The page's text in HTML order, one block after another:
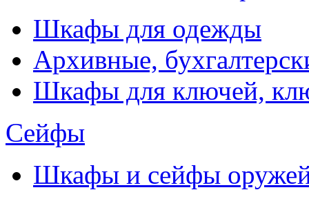
Шкафы для одежды
Архивные,
Шкафы для ключей,
Сейфы
Шкафы и сейфы